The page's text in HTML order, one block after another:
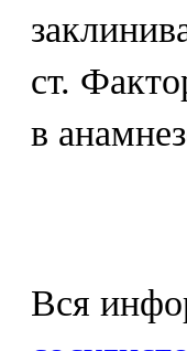
ст.
в
Вся